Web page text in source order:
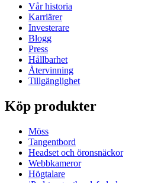
Vår historia
Karriärer
Investerare
Blogg
Press
Hållbarhet
Återvinning
Tillgänglighet
Köp produkter
Möss
Tangentbord
Headset och öronsnäckor
Webbkameror
Högtalare